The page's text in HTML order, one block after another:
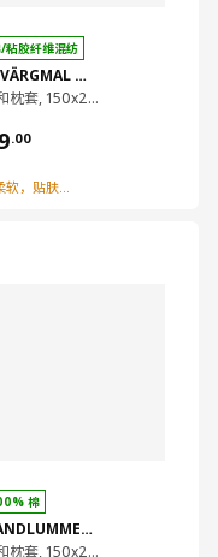
粘胶纤维混纺
PILDVÄRGMAL 皮德维茂
被套和枕套, 150x200/50x80 厘米
.00
光滑柔软，贴肤吸湿
棉
STRANDLUMMER 斯丹鲁默
被套和枕套, 150x200/50x80 厘米